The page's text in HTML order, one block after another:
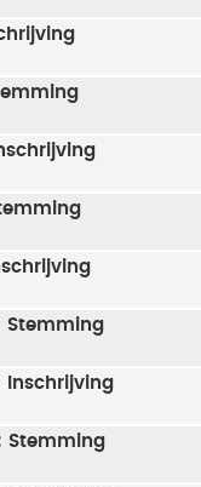
Stemming
Inschrijving
Stemming